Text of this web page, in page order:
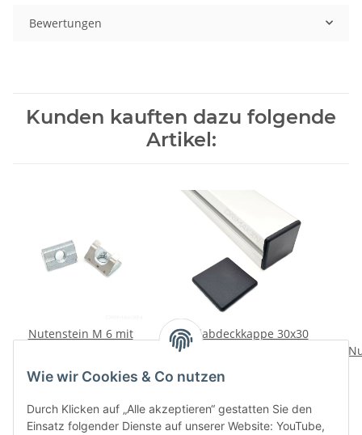
Wie wir Cookies & Co nutzen
Durch Klicken auf „Alle akzeptieren“ gestatten Sie den
Einsatz folgender Dienste auf unserer Website: YouTube,
Bewertungen
Kunden kauften dazu folgende
Artikel:
Nutenstein M 6 mit
0,75 €
Profilabdeckkappe 30x30